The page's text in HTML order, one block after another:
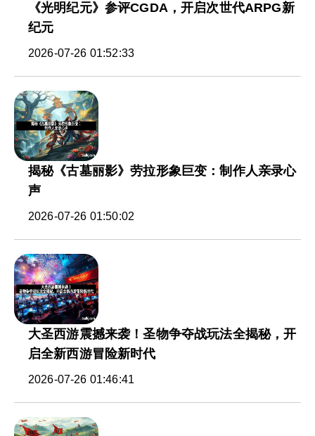
《光明纪元》参评CGDA，开启次世代ARPG新
纪元
2026-07-26 01:52:33
揭秘《古墓丽影》劳拉形象巨变：制作人亲录心
声
2026-07-26 01:50:02
大圣西游震撼来袭！圣物争夺战玩法全揭秘，开
启全新西游冒险新时代
2026-07-26 01:46:41